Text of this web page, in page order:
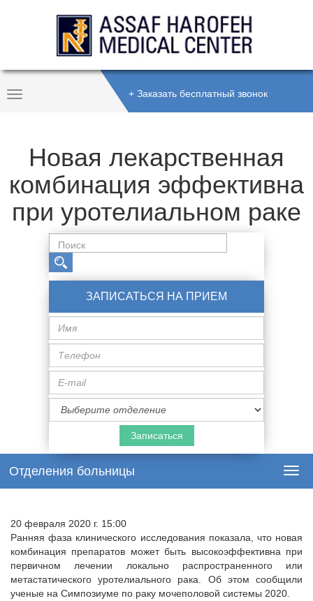
Toggle
+ Заказать бесплатный звонок
Новая лекарственная
комбинация эффективна
при уротелиальном раке
ЗАПИСАТЬСЯ НА ПРИЕМ
Имя
Телефон
Специализация
Отделения больницы
20 февраля 2020 г. 15:00
Ранняя фаза клинического исследования показала, что новая
комбинация препаратов может быть высокоэффективна при
первичном лечении локально распространенного или
метастатического уротелиального рака. Об этом сообщили
ученые на Симпозиуме по раку мочеполовой системы 2020.